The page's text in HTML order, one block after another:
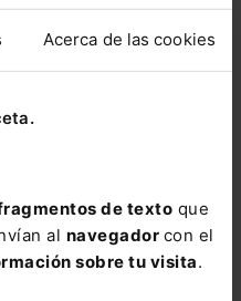
Acerca de las cookies
de texto que
al navegador con el
sobre tu visita.
no pierdas
tu acceso
COMPRAR